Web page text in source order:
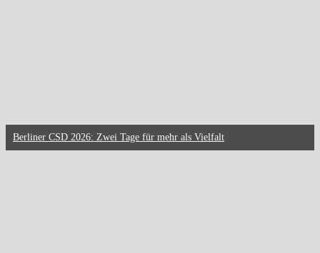
Berliner CSD 2026: Zwei Tage für mehr als Vielfalt